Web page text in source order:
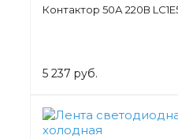
Контактор 50А 220В
5 237 руб.